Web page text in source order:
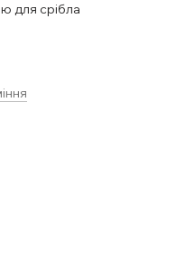
для срібла